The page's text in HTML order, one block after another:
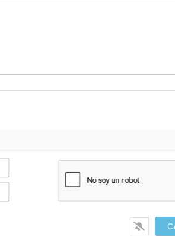
Nombre*
Email*